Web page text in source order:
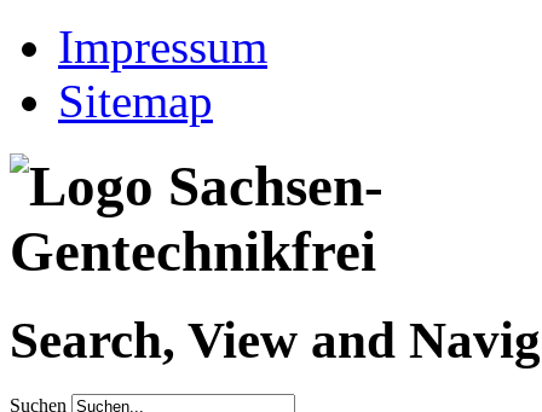
Impressum
Sitemap
Search, View and
Suchen